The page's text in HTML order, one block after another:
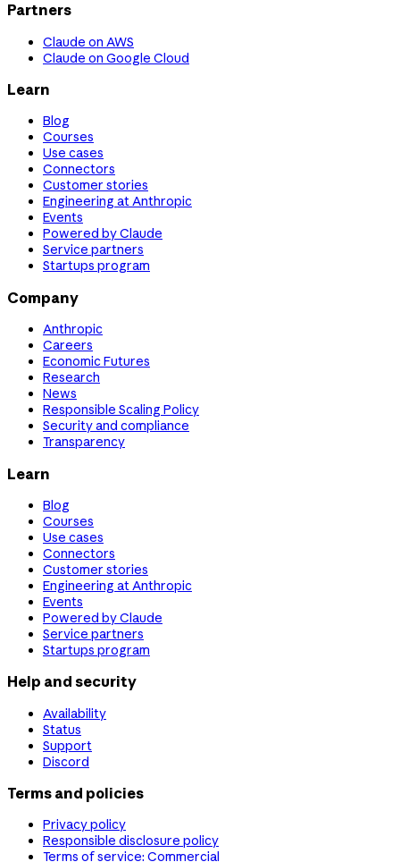
Partners
Claude on AWS
Claude on Google Cloud
Learn
Blog
Courses
Use cases
Connectors
Customer stories
Engineering at Anthropic
Events
Powered by Claude
Service partners
Startups program
Company
Anthropic
Careers
Economic Futures
Research
News
Responsible Scaling Policy
Security and compliance
Transparency
Learn
Blog
Courses
Use cases
Connectors
Customer stories
Engineering at Anthropic
Events
Powered by Claude
Service partners
Startups program
Help and security
Availability
Status
Support
Discord
Terms and policies
Privacy policy
Responsible disclosure policy
Terms of service: Commercial